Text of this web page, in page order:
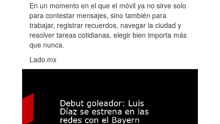
En un momento en el que el móvil ya no sirve solo
para contestar mensajes, sino también para
trabajar, registrar recuerdos, navegar la ciudad y
resolver tareas cotidianas, elegir bien importa más
que nunca.
Lado.mx